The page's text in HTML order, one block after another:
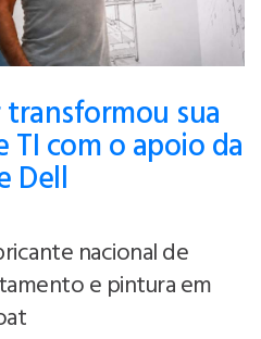
sua
com o apoio da
Dell
nacional de
e pintura em